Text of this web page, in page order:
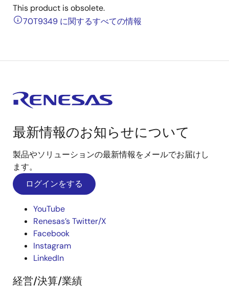
This product is obsolete.
70T9349 に関するすべての情報
最新情報のお知らせについて
製品やソリューションの最新情報をメールでお届けし
ます。
ログインをする
YouTube
Renesas’s Twitter/X
Facebook
Instagram
LinkedIn
経営/決算/業績